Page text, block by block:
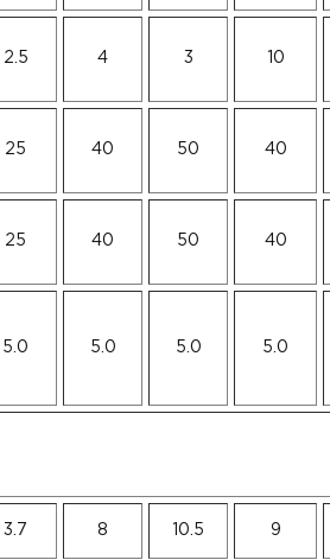
2.5 4 3 10
25 40 50 40
25 40 50 40
5.0 5.0 5.0 5.0
3.7 8 10.5 9